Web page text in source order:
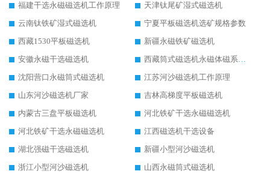
福建干选永磁磁选机工作原理
天津钛尾矿湿式磁选机
云南钛铁矿湿式磁选机
宁夏平板磁选机选矿规格参数
西藏1530平板磁选机
新疆永磁铁矿磁选机
安徽永磁干选磁选机
西藏筒式磁选机永磁体磁系设计
沈阳营口永磁筒式磁选机
江苏河沙磁选机工作原理
山东河沙磁选机厂家
吉林高梯度平板磁选机
内蒙古三盘平板磁选机
河北铁矿干选永磁磁选机
河北铁矿干选永磁磁选机
江西磁选机干选设备
湖北强磁干选磁选机
新疆小型河沙磁选机
浙江小型河沙磁选机
山西永磁筒式磁选机